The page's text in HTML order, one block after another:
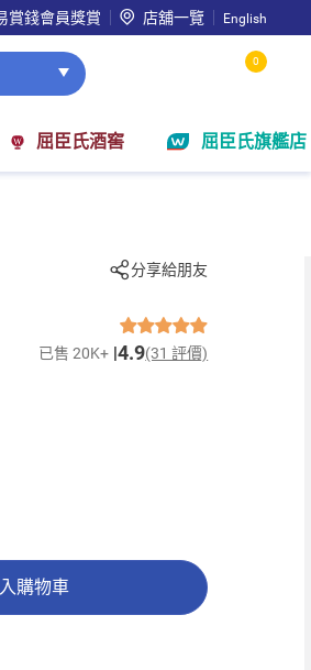
賞錢會員獎賞 店舖一覽 English
0
屈臣氏酒窖 屈臣氏旗艦店
分享給朋友
已售 20K+ 4.9(31 評價)
購物車